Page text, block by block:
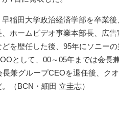
稲田大学政治経済学部を卒業
ホームビデオ事業本部長、広
を歴任した後、95年にソニー
として、00～05年までは会長
長兼グループCEOを退任後、ク
（BCN・細田 立圭志）